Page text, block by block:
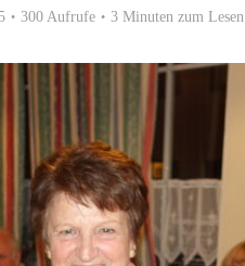
300 Aufrufe 3 Minuten zum Lesen